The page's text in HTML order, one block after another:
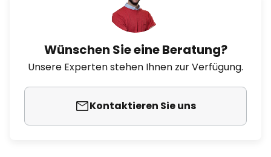
Wünschen Sie eine Beratung?
Unsere Experten stehen Ihnen zur Verfügung.
Kontaktieren Sie uns